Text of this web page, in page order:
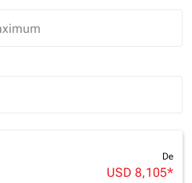
trip Selected
De
USD 8,105*